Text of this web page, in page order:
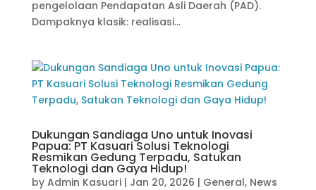
pengelolaan Pendapatan Asli Daerah (PAD).
Dampaknya klasik: realisasi...
Dukungan Sandiaga Uno untuk Inovasi
Papua: PT Kasuari Solusi Teknologi
Resmikan Gedung Terpadu, Satukan
Teknologi dan Gaya Hidup!
by Admin Kasuari| Jan 20, 2026 | General, News